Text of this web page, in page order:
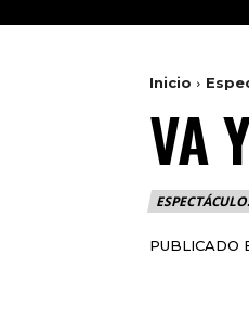
Inicio
VA
PUBLICADO